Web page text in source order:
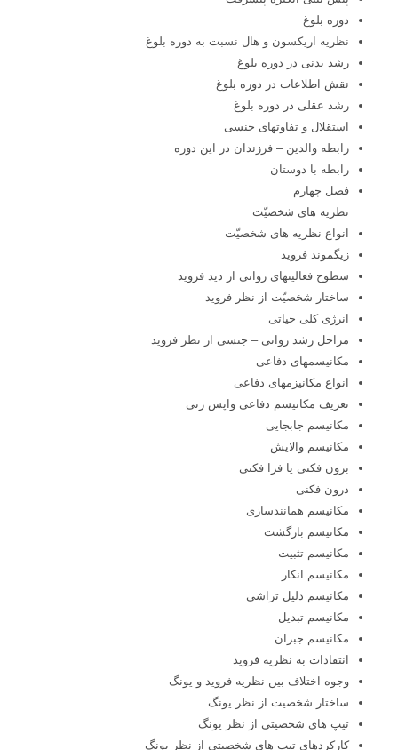
دوره بلوغ
نظریه اریکسون و هال نسبت به دوره بلوغ
رشد بدنی در دوره بلوغ
نقش اطلاعات در دوره بلوغ
رشد عقلی در دوره بلوغ
استقلال و تفاوتهای جنسی
رابطه والدین – فرزندان در این دوره
رابطه با دوستان
فصل چهارم
نظریه های شخصیّت
انواع نظریه های شخصیّت
زیگموند فروید
سطوح فعالیتهای روانی از دید فروید
ساختار شخصیّت از نظر فروید
انرژی کلی حیاتی
مراحل رشد روانی – جنسی از نظر فروید
مکانیسمهای دفاعی
انواع مکانیزمهای دفاعی
تعریف مکانیسم دفاعی واپس زنی
مکانیسم جابجایی
مکانیسم والایش
برون فکنی یا فرا فکنی
درون فکنی
مکانیسم همانندسازی
مکانیسم بازگشت
مکانیسم تثبیت
مکانیسم انکار
مکانیسم دلیل تراشی
مکانیسم تبدیل
مکانیسم جبران
انتقادات به نظریه فروید
وجوه اختلاف بین نظریه فروید و یونگ
ساختار شخصیت از نظر یونگ
تیپ های شخصیتی از نظر یونگ
کارکردهای تیپ های شخصیتی از نظر یونگ